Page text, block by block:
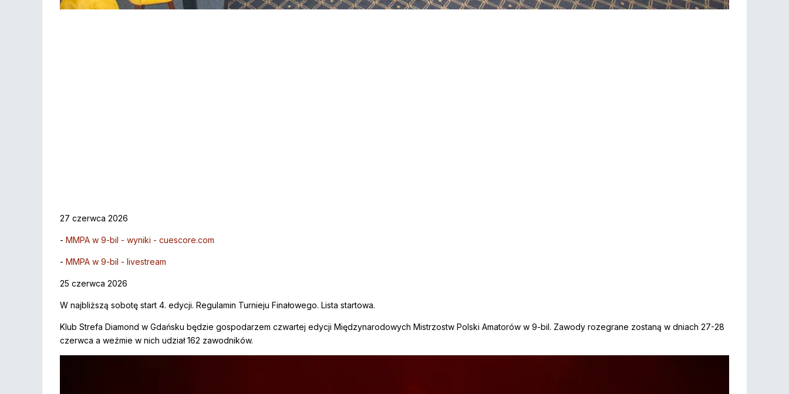
27 czerwca 2026
- MMPA w 9-bil - wyniki - cuescore.com
- MMPA w 9-bil - livestream
25 czerwca 2026
W najbliższą sobotę start 4. edycji. Regulamin Turnieju Finałowego. Lista startowa.
Klub Strefa Diamond w Gdańsku będzie gospodarzem czwartej edycji Międzynarodowych Mistrzostw Polski Amatorów w 9-bil. Zawody rozegrane zostaną w dniach 27-28
czerwca a weźmie w nich udział 162 zawodników.